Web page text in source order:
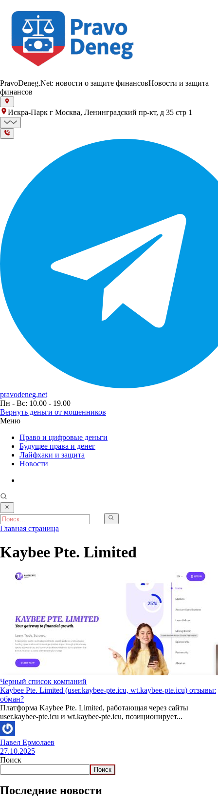
PravoDeneg.Net: новости о защите финансовНовости и защита
финансов
Искра-Парк г Москва, Ленинградский пр-кт, д 35 стр 1
pravodeneg.net
Пн - Вс: 10.00 - 19.00
Вернуть деньги от мошенников
Меню
Право и цифровые деньги
Будущее права и денег
Лайфхаки и защита
Новости
Главная страница
Kaybee Pte. Limited
Черный список компаний
Kaybee Pte. Limited (user.kaybee-pte.icu, wt.kaybee-pte.icu) отзывы:
обман?
Платформа Kaybee Pte. Limited, работающая через сайты
user.kaybee-pte.icu и wt.kaybee-pte.icu, позиционирует...
Павел Ермолаев
27.10.2025
Поиск
Поиск
Последние новости